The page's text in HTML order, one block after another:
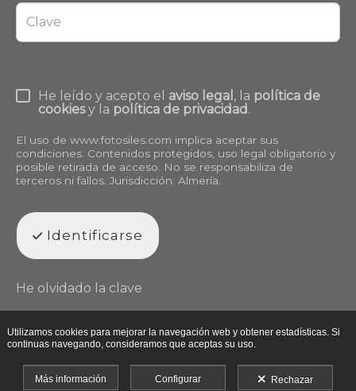
He leído y acepto el aviso legal , la política de
cookiesy la política de privacidad.
El uso de www.fotosiles.com implica aceptar sus
condiciones. Contenidos protegidos, uso legal obligatorio y
posible retirada de acceso. No se responsabiliza de
terceros ni fallos. Jurisdicción: Almería.
Identificarse
He olvidado la clave
Utilizamos cookies para mejorar la navegación web y obtener estadísticas. Si
continuas navegando, consideramos que aceptas su uso.
Más información Configurar Rechazar